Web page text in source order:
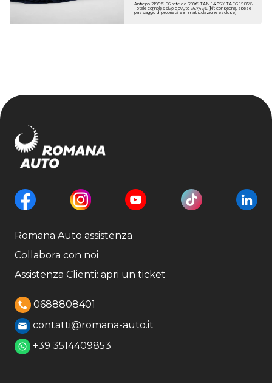
Anticipo 2195€. 96 rate da 350€. TAN 14.05% TAEG 15.85%.
Totale complessivo dovuto 36.743€ (kit consegna, spese
passaggio di proprietà e immatricolazione escluse)
Romana Auto assistenza
Collabora con noi
Assistenza Clienti: apri un ticket
0688808401
contatti@romana-auto.it
+39 3514409853